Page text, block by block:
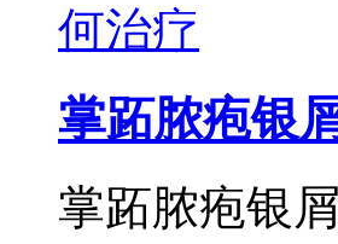
掌跖脓疱银
掌跖脓疱银